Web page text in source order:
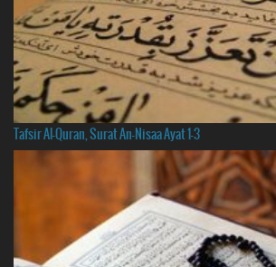
Tafsir Al-Quran, Surat An-Nisaa Ayat 1-3